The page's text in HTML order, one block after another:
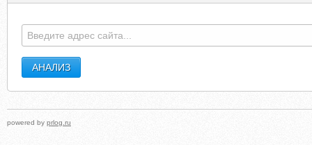
powered by prlog.ru